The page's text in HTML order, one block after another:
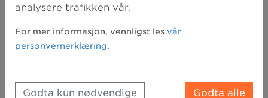
analysere trafikken vår.
For mer informasjon, vennligst les vår
personvernerklæring.
Godta kun nødvendige Godta alle